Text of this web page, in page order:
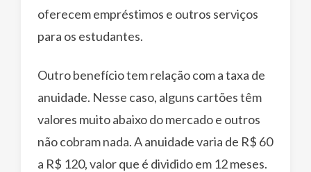
oferecem empréstimos e outros serviços
para os estudantes.
Outro benefício tem relação com a taxa de
anuidade. Nesse caso, alguns cartões têm
valores muito abaixo do mercado e outros
não cobram nada. A anuidade varia de R$ 60
a R$ 120, valor que é dividido em 12 meses.